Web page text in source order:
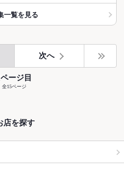
一覧を見る
次へ
ージ目
全15ページ
店を探す